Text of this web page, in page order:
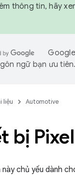
thông tin, hãy
ngữ bạn ưu
liệu Automotive
bị
này chủ yếu dành